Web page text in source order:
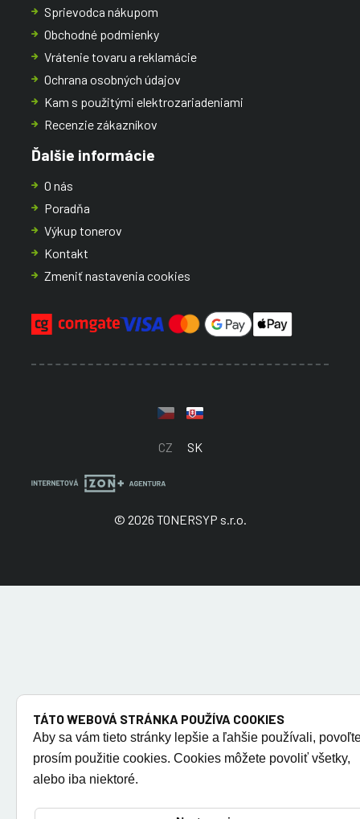
Sprievodca nákupom
Obchodné podmienky
Vrátenie tovaru a reklamácie
Ochrana osobných údajov
Kam s použitými elektrozariadeniami
Recenzie zákazníkov
Ďalšie informácie
O nás
Poradňa
Výkup tonerov
Kontakt
Zmeniť nastavenia cookies
CZ SK
© 2026 TONERSYP s.r.o.
TÁTO WEBOVÁ STRÁNKA POUŽÍVA COOKIES
Aby sa vám tieto stránky lepšie a ľahšie používali,
prosím použitie cookies. Cookies môžete povoliť všetky,
alebo iba niektoré.